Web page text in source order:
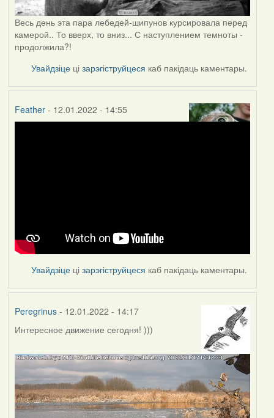
Весь день эта пара лебедей-шипунов курсировала перед
камерой.. То вверх, то вниз... С наступлением темноты -
продолжила?!
Увайдзіце цізарэгіструйцеся каб пакідаць каментары.
Feather- 12.01.2022 - 14:55
Увайдзіце цізарэгіструйцеся каб пакідаць каментары.
Peregrinus- 12.01.2022 - 14:17
Интересное движение сегодня! )))